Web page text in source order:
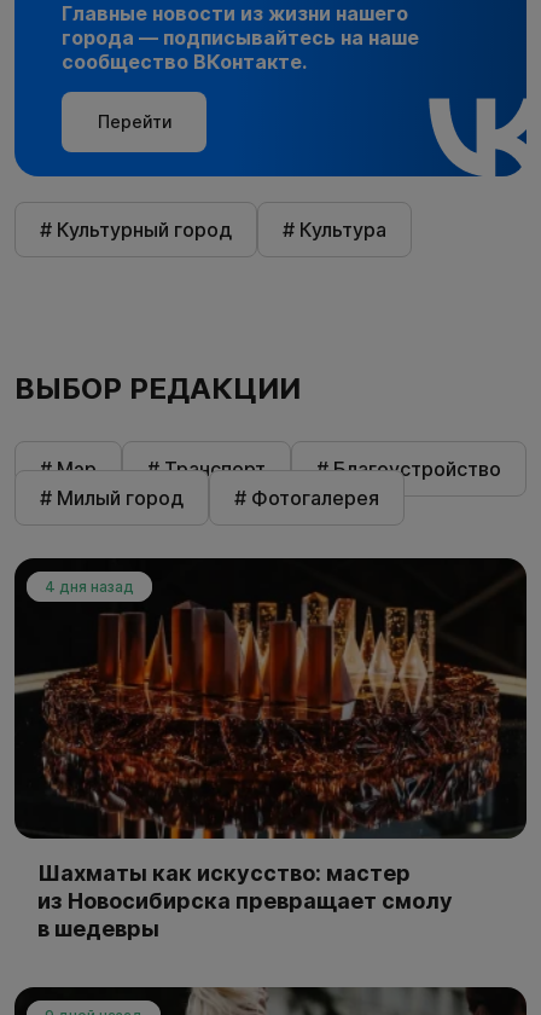
Главные новости из жизни нашего
города — подписывайтесь на наше
сообщество ВКонтакте.
Перейти
# Культурный город # Культура
ВЫБОР РЕДАКЦИИ
# Мэр # Транспорт
# Благоустройство
# Милый город
# Фотогалерея
4 дня назад
Шахматы как искусство: мастер
из Новосибирска превращает смолу
в шедевры